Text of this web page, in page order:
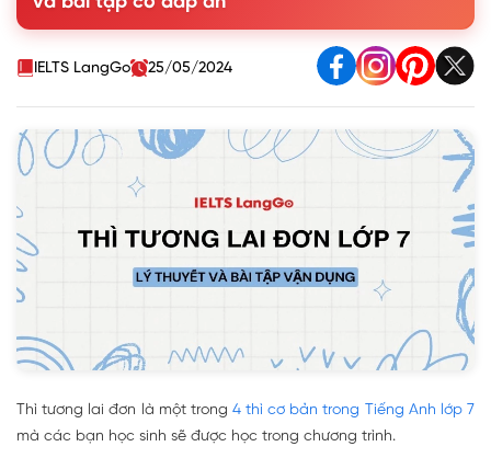
2. Lưu ý khi làm bài tập thì tương lai đơn lớp 7
3. Bài tập thì tương lai đơn lớp 7 có đáp án
IELTS LangGo 25/05/2024
Thì tương lai đơn là một trong 4 thì cơ bản trong Tiếng Anh lớp 7
mà các bạn học sinh sẽ được học trong chương trình.